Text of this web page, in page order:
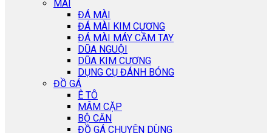
MÀI
ĐÁ MÀI
ĐÁ MÀI KIM CƯƠNG
ĐÁ MÀI MÁY CẦM TAY
DŨA NGUỘI
DŨA KIM CƯƠNG
DỤNG CỤ ĐÁNH BÓNG
ĐỒ GÁ
Ê TÔ
MÂM CẶP
BỘ CĂN
ĐỒ GÁ CHUYÊN DÙNG